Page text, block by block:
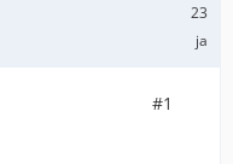
23
ja
#1